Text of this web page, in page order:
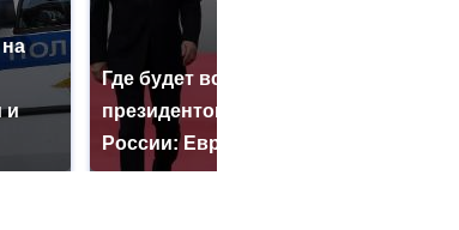
и
Где будет встреча
президентов США и
России: Европа?